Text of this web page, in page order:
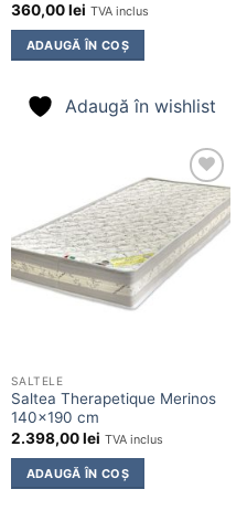
360,00lei TVA inclus
ADAUGĂ ÎN COȘ
Adaugă în wishlist
Adaugă
în
wishlist
SALTELE
Saltea Therapetique Merinos
140×190 cm
2.398,00lei TVA inclus
ADAUGĂ ÎN COȘ